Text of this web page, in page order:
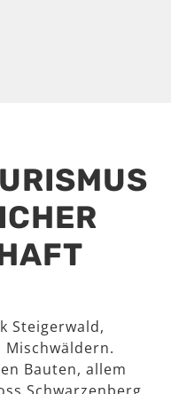
Steigerwald,
Mischwäldern.
Bauten, allem